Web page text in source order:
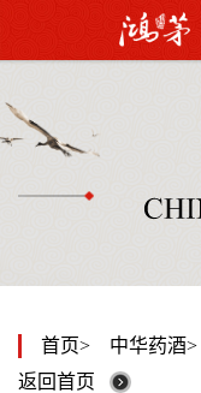
首页 中华药酒
返回首页